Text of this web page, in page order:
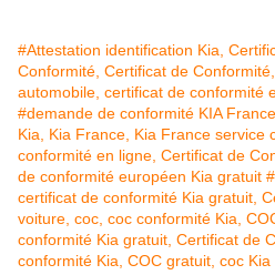
#Attestation identification Kia,
Conformité, Certificat de
automobile, certificat de conformité
#demande de conformité KIA
Kia, Kia France, Kia France service
conformité en ligne, Certificat de
de conformité européen Kia gratuit
certificat de conformité Kia gratuit,
voiture, coc, coc conformité Kia,
conformité Kia gratuit, Certificat de
conformité Kia, COC gratuit, coc Kia